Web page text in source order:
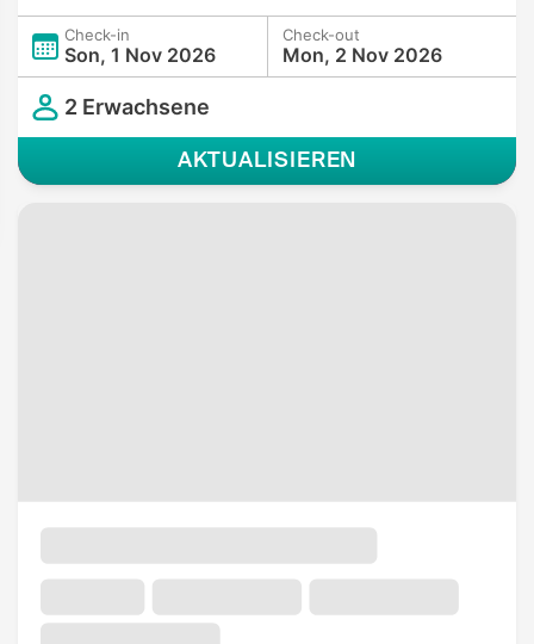
Check-in
Son, 1 Nov 2026
Check-out
Mon, 2 Nov 2026
2 Erwachsene
AKTUALISIEREN